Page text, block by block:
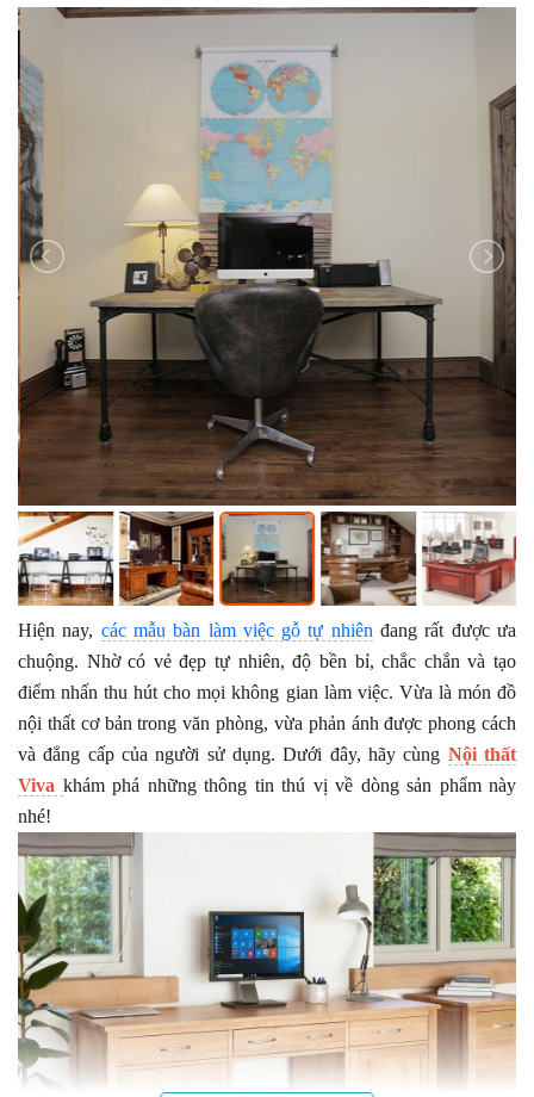
Hiện nay, các mẫu bàn làm việc gỗ tự nhiên đang rất được ưa
chuộng. Nhờ có vẻ đẹp tự nhiên, độ bền bỉ, chắc chắn và tạo
điểm nhấn thu hút cho mọi không gian làm việc. Vừa là món đồ
nội thất cơ bản trong văn phòng, vừa phản ánh được phong cách
và đẳng cấp của người sử dụng. Dưới đây, hãy cùng Nội thất
Viva khám phá những thông tin thú vị về dòng sản phẩm này
nhé!